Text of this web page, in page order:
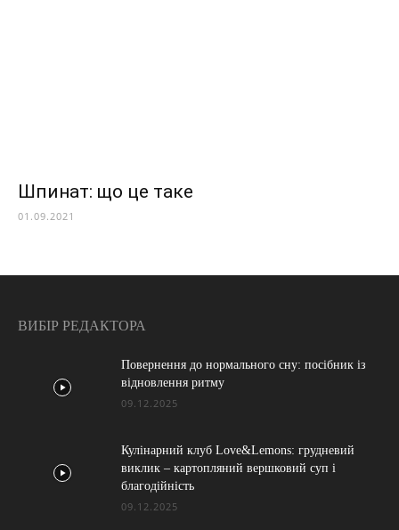
Шпинат: що це таке
01.09.2021
ВИБІР РЕДАКТОРА
Повернення до нормального сну: посібник із
відновлення ритму
09.12.2025
Кулінарний клуб Love&Lemons: грудневий
виклик – картопляний вершковий суп і
благодійність
09.12.2025